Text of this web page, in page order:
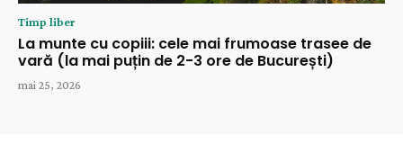
Timp liber
La munte cu copiii: cele mai frumoase trasee de
vară (la mai puțin de 2-3 ore de București)
mai 25, 2026